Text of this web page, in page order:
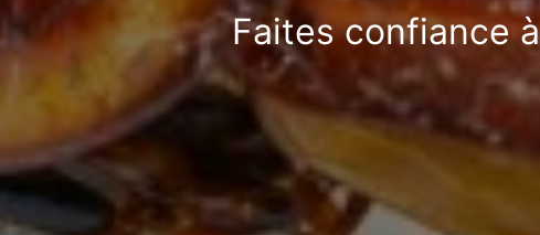
Faites confiance